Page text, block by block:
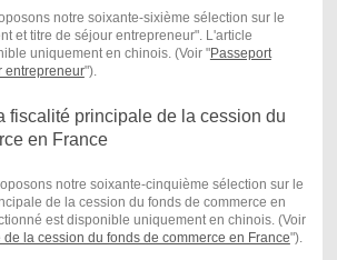
notre soixante-sixième sélection sur le
et titre de séjour entrepreneur". L'article
uniquement en chinois. (Voir "Passeport
entrepreneur") .
fiscalité principale de la cession du
en France
notre soixante-cinquième sélection sur le
de la cession du fonds de commerce en
est disponible uniquement en chinois. (Voir
la cession du fonds de commerce en France") .